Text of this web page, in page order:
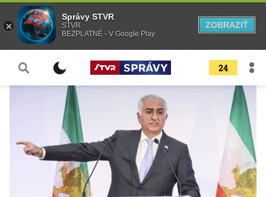
24
Správy STVR
STVR
BEZPLATNÉ - V Google Play
ZOBRAZIŤ